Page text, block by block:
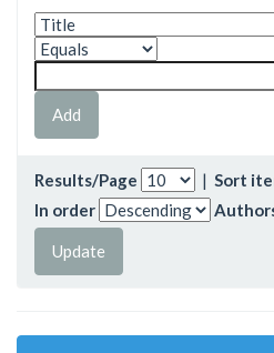
Results/Page | Sort
In order